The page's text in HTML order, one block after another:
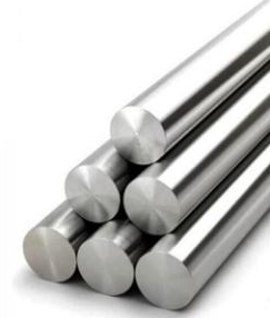
Производство
Штакетник
Черный металлопрокат
Нержавеющий металлопрокат